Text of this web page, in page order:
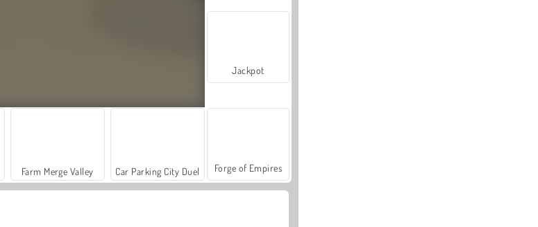
Farm Merge Valley Car Parking City Duel
Jackpot
Forge of Empires